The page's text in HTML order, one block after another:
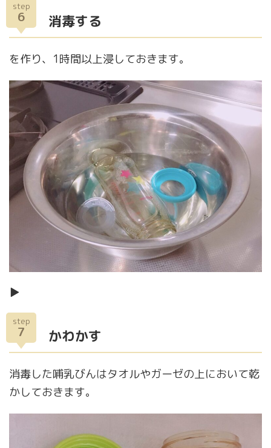
step
6 消毒する
を作り、1時間以上浸しておきます。
▶
step
7 かわかす
消毒した哺乳びんはタオルやガーゼの上において乾
かしておきます。